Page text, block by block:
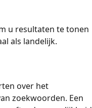
u resultaten te tonen
als landelijk.
over het
zoekwoorden. Een